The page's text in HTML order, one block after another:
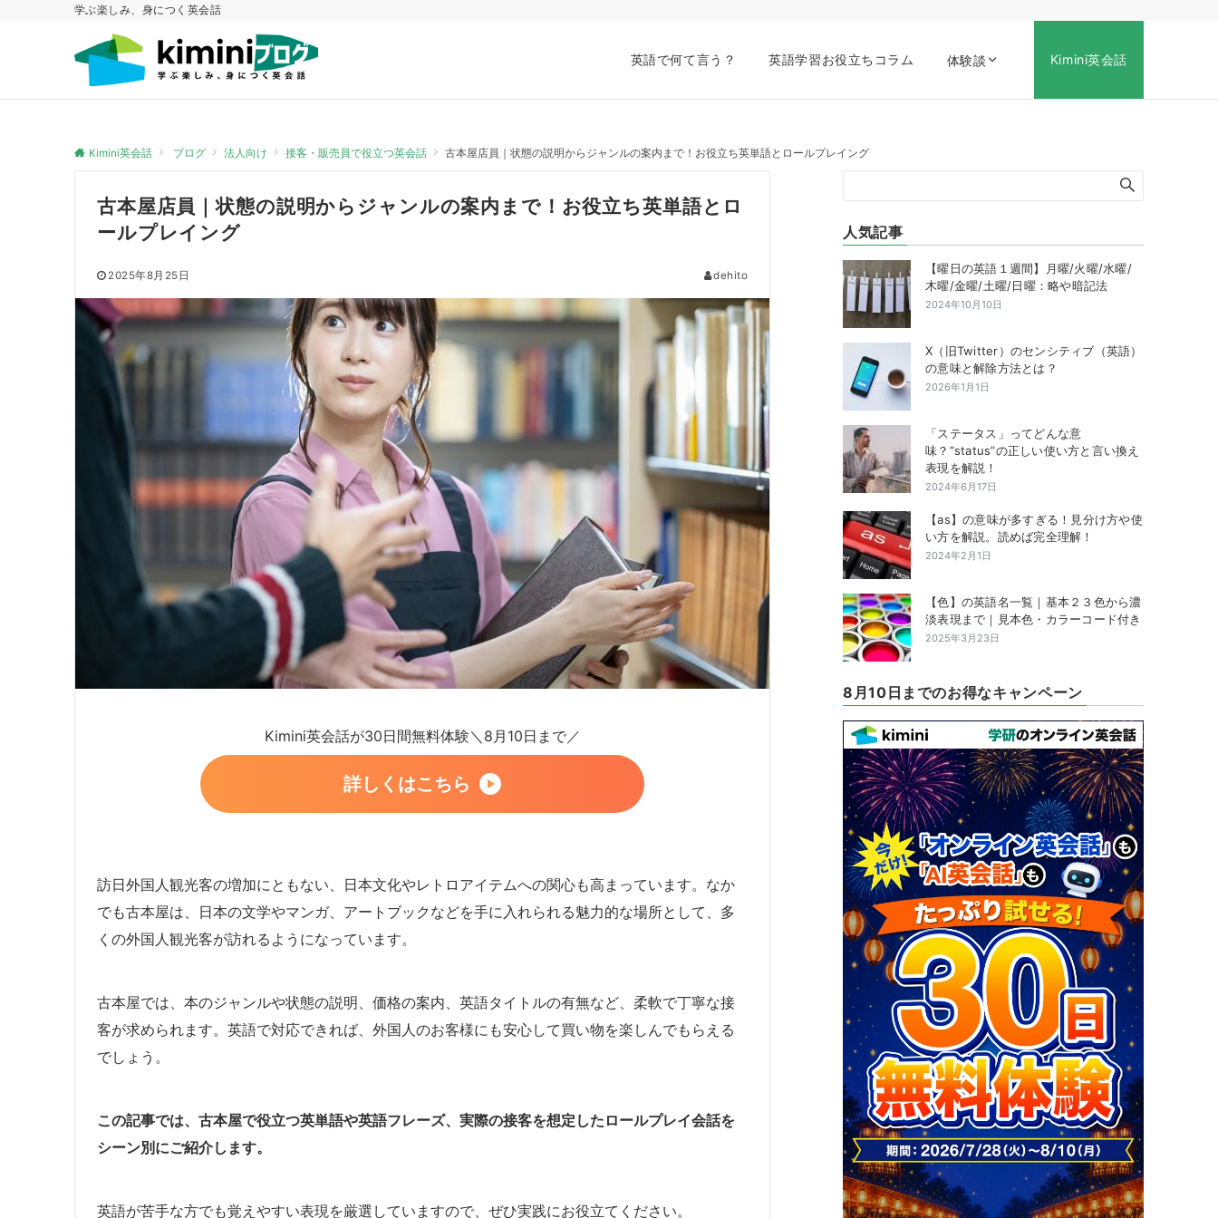
学ぶ楽しみ、身につく英会話
英語で何て言う？ 英語学習お役立ちコラム 体験談 Kimini英会話
Kimini英会話 ブログ 法人向け 接客・販売員で役立つ英会話 古本屋店員｜状態の説明からジャンルの案内まで！お役立ち英単語とロールプレイング
古本屋店員｜状態の説明からジャンルの案内まで！お役立ち英単語とロ
ールプレイング
2025年8月25日 dehito
Kimini英会話が30日間無料体験＼8月10日まで／
詳しくはこちら
訪日外国人観光客の増加にともない、日本文化やレトロアイテムへの関心も高まっています。なか
でも古本屋は、日本の文学やマンガ、アートブックなどを手に入れられる魅力的な場所として、多
くの外国人観光客が訪れるようになっています。
古本屋では、本のジャンルや状態の説明、価格の案内、英語タイトルの有無など、柔軟で丁寧な接
客が求められます。英語で対応できれば、外国人のお客様にも安心して買い物を楽しんでもらえる
でしょう。
この記事では、古本屋で役立つ英単語や英語フレーズ、実際の接客を想定したロールプレイ会話を
シーン別にご紹介します。
英語が苦手な方でも覚えやすい表現を厳選していますので、ぜひ実践にお役立てください。
人気記事
【曜日の英語１週間】月曜/火曜/水曜/
木曜/金曜/土曜/日曜：略や暗記法
2024年10月10日
X（旧Twitter）のセンシティブ（英語）
の意味と解除方法とは？
2026年1月1日
「ステータス」ってどんな意
味？”status”の正しい使い方と言い換え
表現を解説！
2024年6月17日
【as】の意味が多すぎる！見分け方や使
い方を解説。読めば完全理解！
2024年2月1日
【色】の英語名一覧｜基本２３色から濃
淡表現まで｜見本色・カラーコード付き
2025年3月23日
8月10日までのお得なキャンペーン